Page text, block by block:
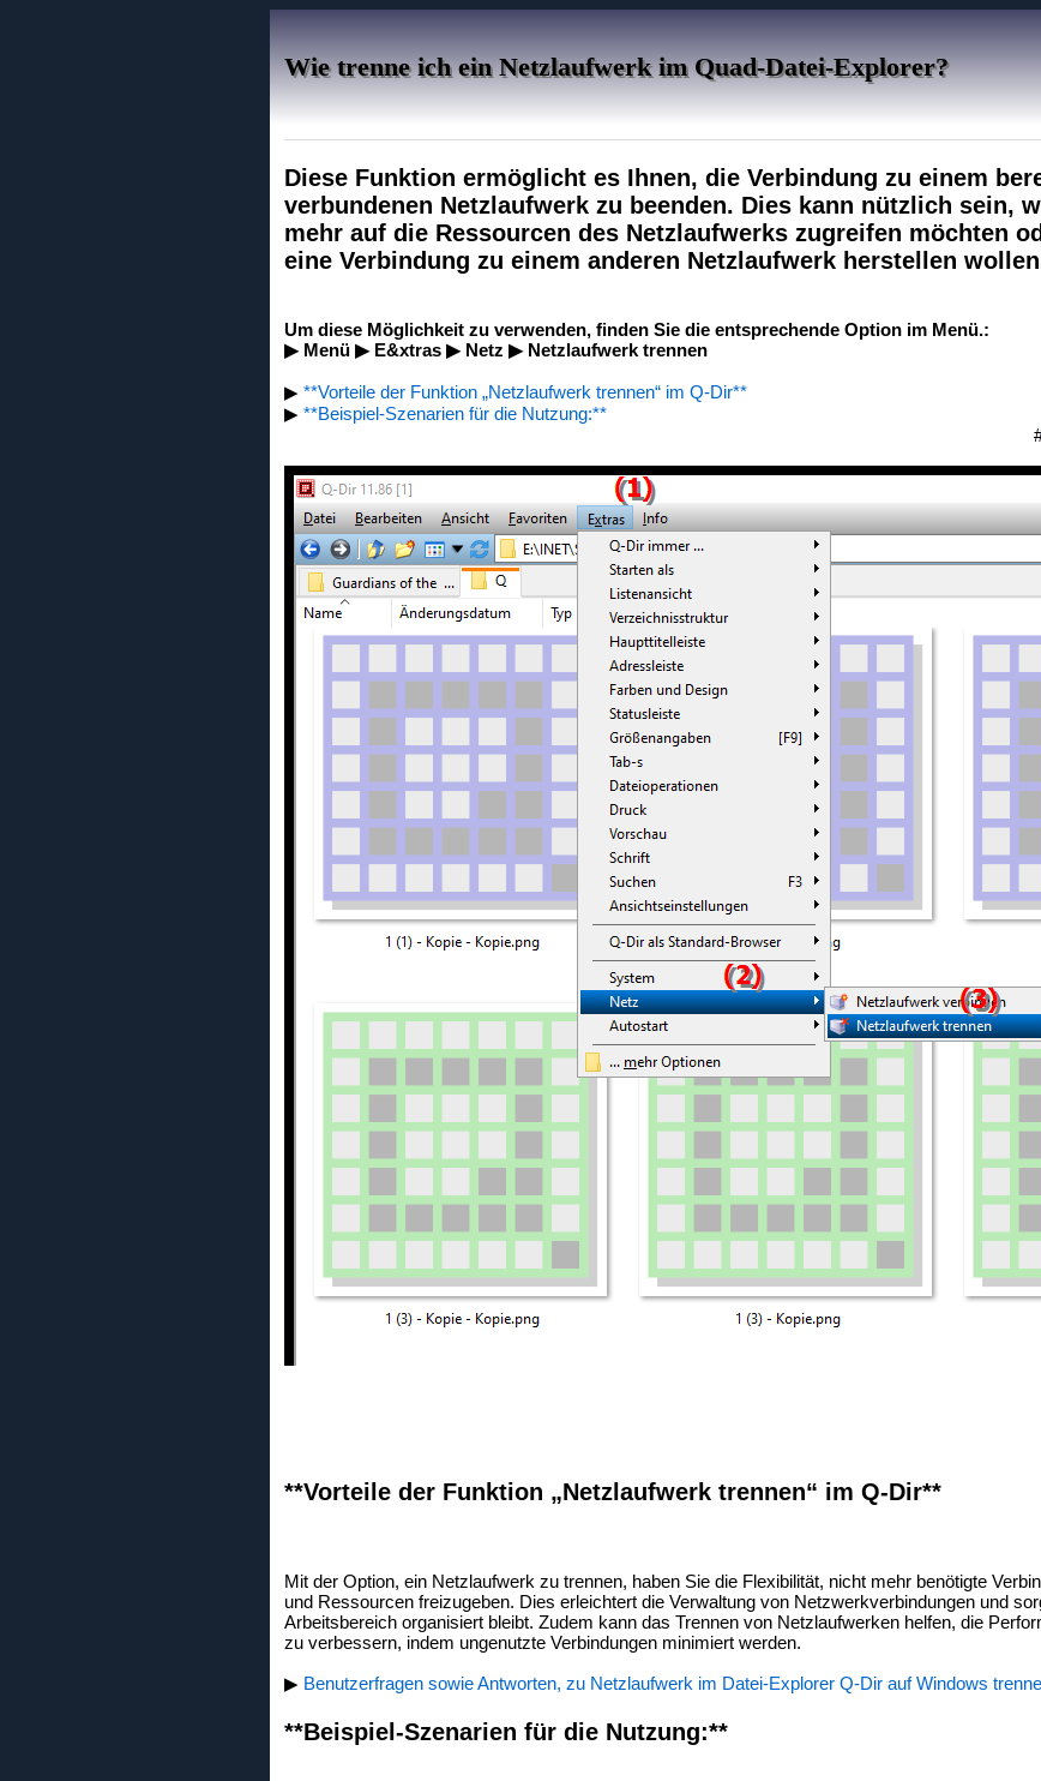
Wie trenne ich ein Netzlaufwerk im Quad-Datei-Explorer?
Diese Funktion ermöglicht es Ihnen, die Verbindung zu einem
verbundenen Netzlaufwerk zu beenden. Dies kann nützlich sein,
mehr auf die Ressourcen des Netzlaufwerks zugreifen möchten
eine Verbindung zu einem anderen Netzlaufwerk herstellen
Um diese Möglichkeit zu verwenden, finden Sie die entsprechende Option im Menü.:
▶ Menü ▶ E&xtras ▶ Netz ▶ Netzlaufwerk trennen
▶ **Vorteile der Funktion „Netzlaufwerk trennen“ im Q-Dir**
▶ **Beispiel-Szenarien für die Nutzung:**
**Vorteile der Funktion „Netzlaufwerk trennen“ im Q-Dir**
Mit der Option, ein Netzlaufwerk zu trennen, haben Sie die Flexibilität, nicht mehr benötigte
und Ressourcen freizugeben. Dies erleichtert die Verwaltung von Netzwerkverbindungen und
Arbeitsbereich organisiert bleibt. Zudem kann das Trennen von Netzlaufwerken helfen, die
zu verbessern, indem ungenutzte Verbindungen minimiert werden.
▶ Benutzerfragen sowie Antworten, zu Netzlaufwerk im Datei-Explorer Q-Dir auf Windows
**Beispiel-Szenarien für die Nutzung:**